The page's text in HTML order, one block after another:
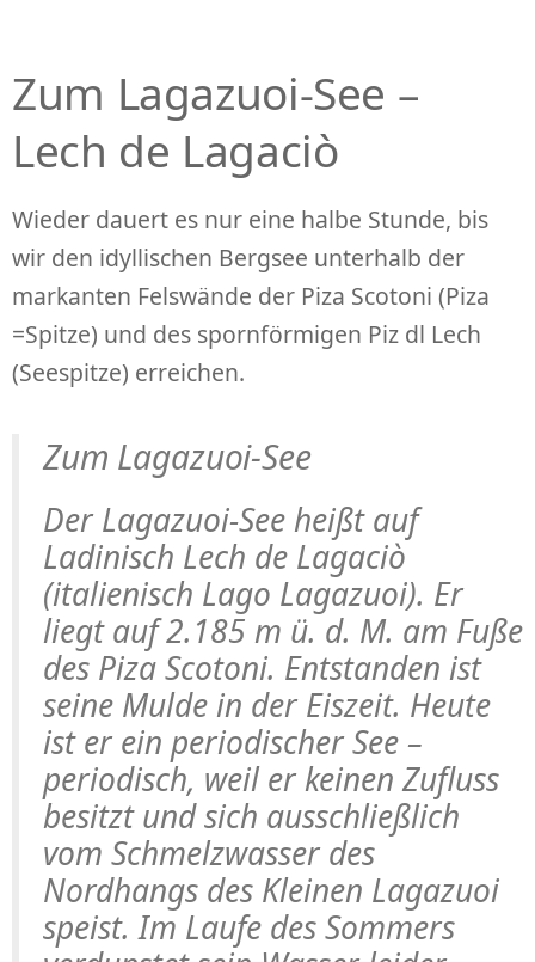
Zum Lagazuoi-See –
Lech de Lagaciò
Wieder dauert es nur eine halbe Stunde, bis
wir den idyllischen Bergsee unterhalb der
markanten Felswände der Piza Scotoni (Piza
=Spitze) und des spornförmigen Piz dl Lech
(Seespitze) erreichen.
Zum Lagazuoi-See
Der Lagazuoi-See heißt auf
Ladinisch Lech de Lagaciò
(italienisch Lago Lagazuoi). Er
liegt auf 2.185 m ü. d. M. am Fuße
des Piza Scotoni. Entstanden ist
seine Mulde in der Eiszeit. Heute
ist er ein periodischer See–
periodisch, weil er keinen Zufluss
besitzt und sich ausschließlich
vom Schmelzwasser des
Nordhangs des Kleinen Lagazuoi
speist. Im Laufe des Sommers